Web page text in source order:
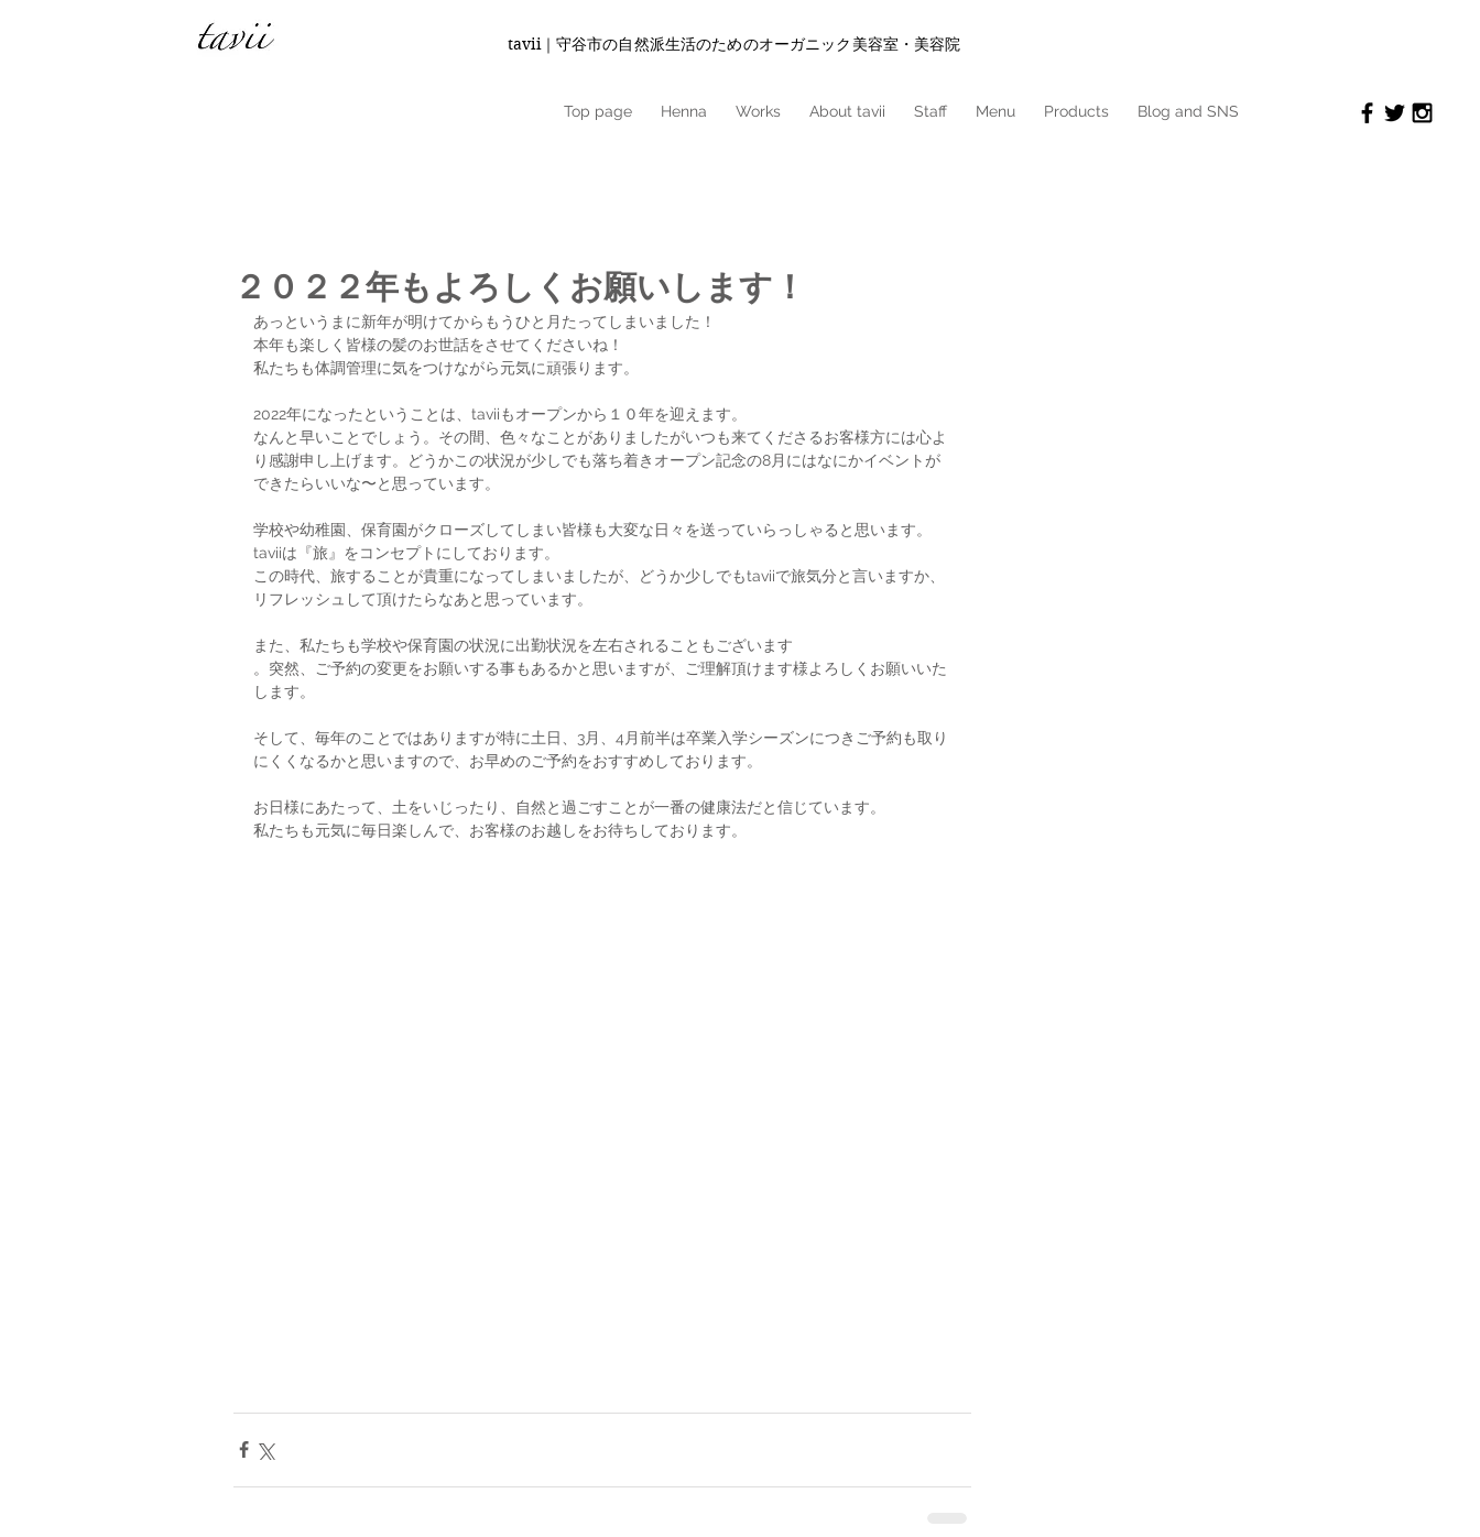
tavii｜守谷市の自然派生活のためのオーガニック美容室・美容院
Top page Henna Works About tavii Staff Menu Products Blog and SNS
２０２２年もよろしくお願いします！
あっというまに新年が明けてからもうひと月たってしまいました！
本年も楽しく皆様の髪のお世話をさせてくださいね！
私たちも体調管理に気をつけながら元気に頑張ります。
2022年になったということは、taviiもオープンから１０年を迎えます。
なんと早いことでしょう。その間、色々なことがありましたがいつも来てくださるお客様方には心よ
り感謝申し上げます。どうかこの状況が少しでも落ち着きオープン記念の8月にはなにかイベントが
できたらいいな〜と思っています。
学校や幼稚園、保育園がクローズしてしまい皆様も大変な日々を送っていらっしゃると思います。
taviiは『旅』をコンセプトにしております。
この時代、旅することが貴重になってしまいましたが、どうか少しでもtaviiで旅気分と言いますか、
リフレッシュして頂けたらなあと思っています。
また、私たちも学校や保育園の状況に出勤状況を左右されることもございます
。突然、ご予約の変更をお願いする事もあるかと思いますが、ご理解頂けます様よろしくお願いいた
します。
そして、毎年のことではありますが特に土日、3月、4月前半は卒業入学シーズンにつきご予約も取り
にくくなるかと思いますので、お早めのご予約をおすすめしております。
お日様にあたって、土をいじったり、自然と過ごすことが一番の健康法だと信じています。
私たちも元気に毎日楽しんで、お客様のお越しをお待ちしております。